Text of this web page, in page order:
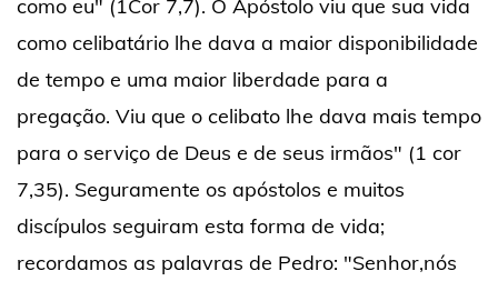
como eu" (1Cor 7,7). O Apóstolo viu que sua vida
como celibatário lhe dava a maior disponibilidade
de tempo e uma maior liberdade para a
pregação. Viu que o celibato lhe dava mais tempo
para o serviço de Deus e de seus irmãos" (1 cor
7,35). Seguramente os apóstolos e muitos
discípulos seguiram esta forma de vida;
recordamos as palavras de Pedro: "Senhor,nós